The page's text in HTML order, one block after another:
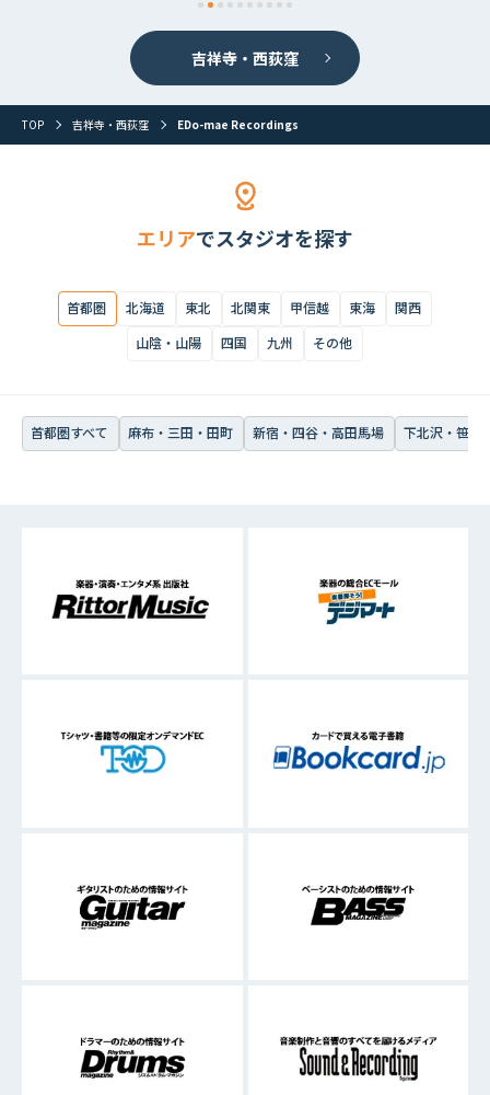
東北 北関東 甲信越
山陰・山陽
その他
首都圏すべて 麻布・三田・田町 新宿・四谷・高田馬場
吉祥寺・西荻窪
TOP 吉祥寺・西荻窪 EDo-mae Recordings
エリアでスタジオを探す
首都圏 北海道 東北 北関東 甲信越 東海
関西
山陰・山陽
四国 九州 その他
首都圏すべて 麻布・三田・田町 新宿・四谷・高田馬場 下北沢・笹塚